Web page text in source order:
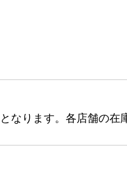
なります。各店舗の在